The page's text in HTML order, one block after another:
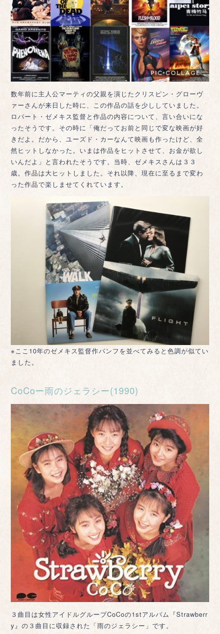
数年前に主人公マーティの父親を演じたクリスピン・グローヴ
ァーさんが来日した時に、この作品の話を少ししていました。
ロバート・ゼメキス監督と作品の内容について、言い合いにな
ったそうです。その時に「俺だってお前と同じで変な映画が好
きだよ。だから、ユーズド・カーなんて映画も作ったけど、全
然ヒットしなかった。いまは作品をヒットさせて、お金が欲し
いんだよ」と言われたそうです。当時、ゼメキスさんは３３
歳。作品は大ヒットしました。それ以降、現在に至るまで変わ
った作品で楽しませてくれています。
※ここ10年のゼメキス監督作パンフを並べてみると色調が似てい
ました。
CoCoー雨のジェラシー(1990)
３曲目は女性アイドルグループCoCoの1stアルバム『Strawberr
y』の３曲目に収録された「雨のジェラシー」です。